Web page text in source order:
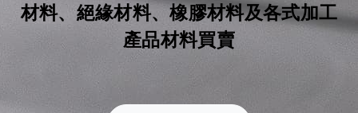
材料、絕緣材料、橡膠材料及各式加工
產品材料買賣